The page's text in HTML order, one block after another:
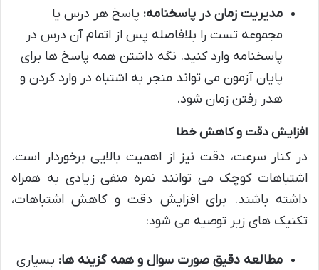
مدیریت زمان در پاسخنامه: پاسخ هر درس یا
مجموعه تست را بلافاصله پس از اتمام آن درس در
پاسخنامه وارد کنید. نگه داشتن همه پاسخ ها برای
پایان آزمون می تواند منجر به اشتباه در وارد کردن و
هدر رفتن زمان شود.
افزایش دقت و کاهش خطا
در کنار سرعت، دقت نیز از اهمیت بالایی برخوردار است.
اشتباهات کوچک می توانند نمره منفی زیادی به همراه
داشته باشند. برای افزایش دقت و کاهش اشتباهات،
تکنیک های زیر توصیه می شود:
مطالعه دقیق صورت سوال و همه گزینه ها: بسیاری